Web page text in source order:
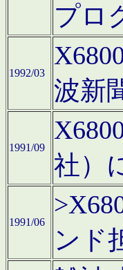
プロ
1992/03
波新
1991/09
社）
1991/06
ンド